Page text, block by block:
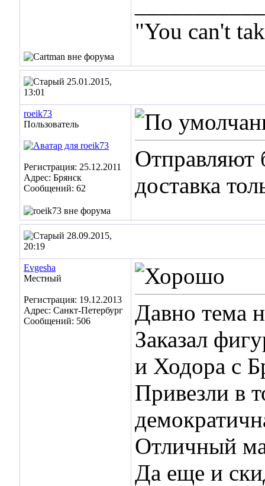
"You can't
25.01.2015,
13:01
roeik73
Пользователь
Регистрация: 25.12.2011
Адрес: Брянск
Сообщений: 62
Отправляют
доставка
28.09.2015,
20:19
Evgesha
Местный
Регистрация: 19.12.2013
Адрес: Санкт-Петербург
Сообщений: 506
Давно тема
Заказал
и Ходора с
Привезли в
Отличный
Да еще и